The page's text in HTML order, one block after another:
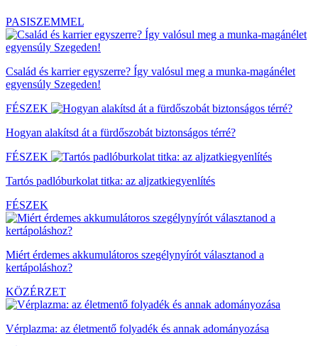
PASISZEMMEL
Család és karrier egyszerre? Így valósul meg a munka-magánélet
egyensúly Szegeden!
FÉSZEK
Hogyan alakítsd át a fürdőszobát biztonságos térré?
FÉSZEK
Tartós padlóburkolat titka: az aljzatkiegyenlítés
FÉSZEK
Miért érdemes akkumulátoros szegélynyírót választanod a
kertápoláshoz?
KÖZÉRZET
Vérplazma: az életmentő folyadék és annak adományozása